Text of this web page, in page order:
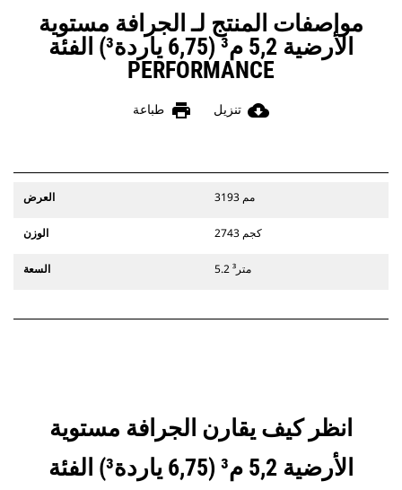
مواصفات المنتج لـ ‏‫الجرافة مستوية
الأرضية 5,2 م³ (6,75 ياردة³) الفئة
PERFORMANCE
cloud_download تنزيل print طباعة
العرض 3193 مم
الوزن 2743 كجم
السعة 5.2 متر³
انظر كيف يقارن ‏‫الجرافة مستوية
الأرضية 5,2 م³ (6,75 ياردة³) الفئة